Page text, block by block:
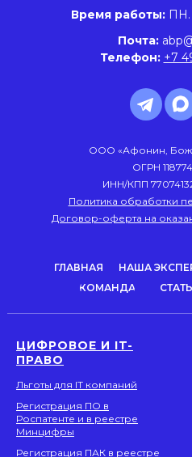
КОМАНДА
НАША
ГЛАВНАЯ
Время работы: ПН.
Почта:
Телефон: +7
ООО «Афонин,
ОГРН
ИНН/КПП
Политика обработки
Договор-оферта на
ЦИФРОВОЕ И IT-
ПРАВО
Льготы для IT компаний
Регистрация ПО в
Роспатенте и в реестре
Минцифры
Регистрация ПАК в реестре